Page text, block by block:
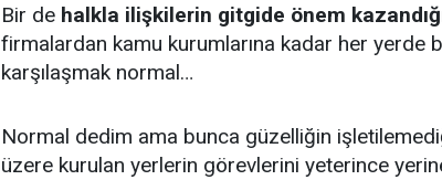
Bir de halkla ilişkilerin gitgide önem
firmalardan kamu kurumlarına kadar her yerde
karşılaşmak normal…
Normal dedim ama bunca güzelliğin
üzere kurulan yerlerin görevlerini yeterince